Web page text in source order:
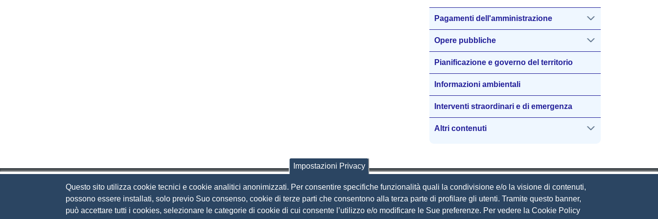
Pagamenti dell'amministrazione
Opere pubbliche
Pianificazione e governo del territorio
Informazioni ambientali
Interventi straordinari e di emergenza
Altri contenuti
Camera di Commercio di Brescia
Impostazioni Privacy
Questo sito utilizza cookie tecnici e cookie analitici anonimizzati. Per consentire specifiche funzionalità quali la condivisione e/o la visione di contenuti,
possono essere installati, solo previo Suo consenso, cookie di terze parti che consentono alla terza parte di profilare gli utenti. Tramite questo banner,
può accettare tutti i cookies, selezionare le categorie di cookie di cui consente l’utilizzo e/o modificare le Sue preferenze. Per vedere la Cookie Policy